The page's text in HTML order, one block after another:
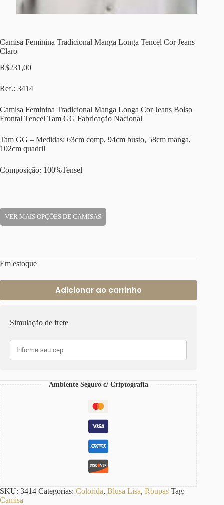
Camisa Feminina Tradicional Manga Longa Tencel Cor Jeans
Claro
R$231,00
Ref.: 3414
Camisa Feminina Tradicional Manga Longa Cor Jeans Bolso
Frontal Tencel Tam GG Fabricação Nacional
Tam GG – Medidas: 63cm comp, 94cm busto, 58cm manga,
102cm quadril
Composição: 100%Tensel
VER MAIS OPÇÕES DE CAMISAS
Em estoque
Adicionar ao carrinho
Simulação de frete
Ambiente Seguro c/ Criptografia
SKU: 3414 Categorias: Colorida, Blusa Lisa, Roupas Tag:
Camisa